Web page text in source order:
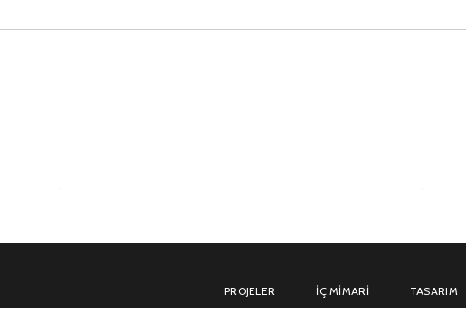
PROJELER İÇ MIMARI TASARIM